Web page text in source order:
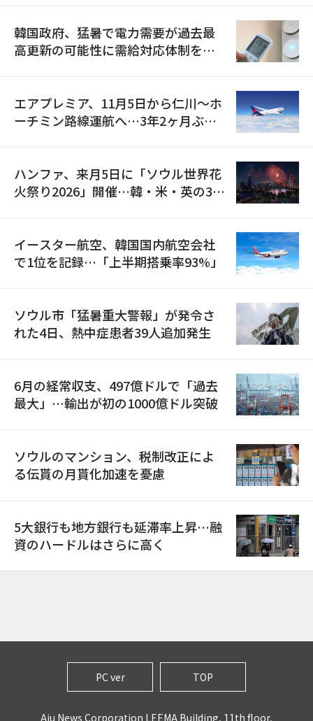
韓国政府、猛暑で電力需要が過去最
高更新の可能性に需給対応体制を点
エアプレミア、11月5日から仁川〜ホ
ーチミン路線運航へ…3年2ヶ月ぶり
ハンファ、来月5日に「ソウル世界花
火祭り2026」開催…韓・米・英の3カ
イースター航空、韓国国内航空会社
で1位を記録…「上半期搭乗率93%」
ソウル市「猛暑重大警報」が発令さ
れた4日、熱中症患者39人追加発生
6月の経常収支、497億ドルで「過去
最大」…輸出が初の1000億ドル突破
ソウルのマンション、税制改正によ
る伝貰の月貰化加速を憂慮
5大銀行も地方銀行も延滞率上昇…融
資のハードルはさらに高く
PC ver TOP
Aju News Corporation LEEMA Building, 11th floor,